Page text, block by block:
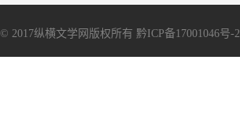
© 2017纵横文学网版权所有 黔ICP备17001046号-2